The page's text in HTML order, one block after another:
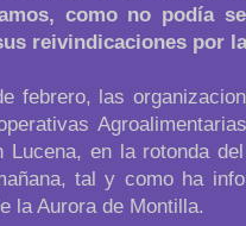
como no podía
reivindicaciones por
febrero, las
Lucena, en la rotonda
tal y como ha
la Aurora de Montilla.